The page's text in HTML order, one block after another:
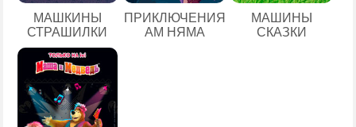
МАШКИНЫ
СТРАШИЛКИ
ПРИКЛЮЧЕНИЯ
АМ НЯМА
МАШИНЫ
СКАЗКИ